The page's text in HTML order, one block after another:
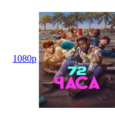
1080p